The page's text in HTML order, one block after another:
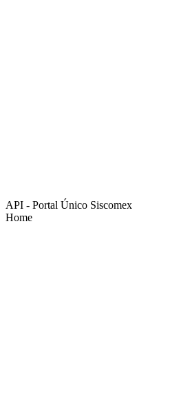
API - Portal Único Siscomex
Home